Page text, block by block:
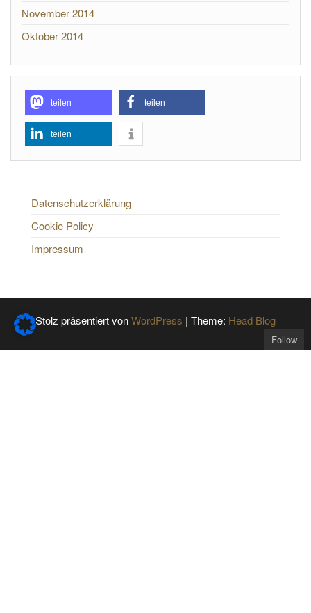
November 2014
Oktober 2014
teilen teilen
teilen
Datenschutzerklärung
Cookie Policy
Impressum
Stolz präsentiert vonWordPress | Theme: Head Blog
Follow